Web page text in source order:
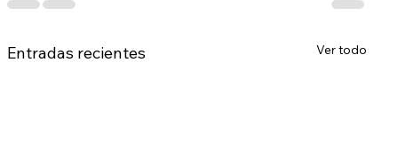
Entradas recientes Ver todo